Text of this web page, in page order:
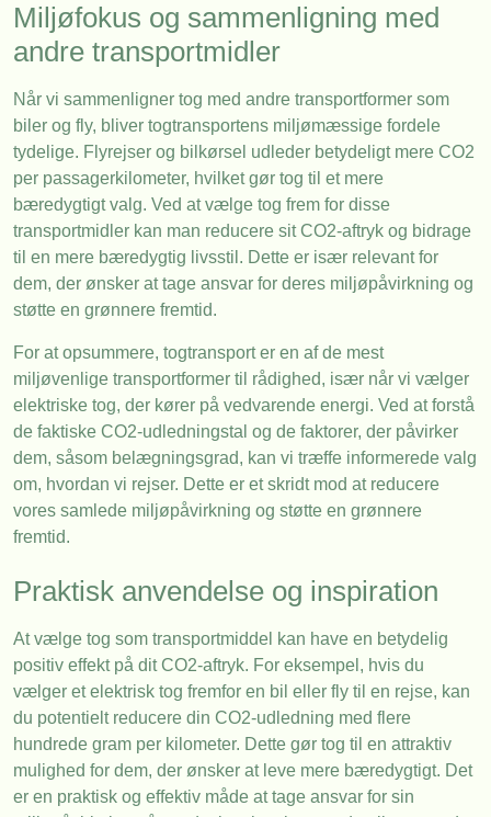
Miljøfokus og sammenligning med
andre transportmidler
Når vi sammenligner tog med andre transportformer som
biler og fly, bliver togtransportens miljømæssige fordele
tydelige. Flyrejser og bilkørsel udleder betydeligt mere CO2
per passagerkilometer, hvilket gør tog til et mere
bæredygtigt valg. Ved at vælge tog frem for disse
transportmidler kan man reducere sit CO2-aftryk og bidrage
til en mere bæredygtig livsstil. Dette er især relevant for
dem, der ønsker at tage ansvar for deres miljøpåvirkning og
støtte en grønnere fremtid.
For at opsummere, togtransport er en af de mest
miljøvenlige transportformer til rådighed, især når vi vælger
elektriske tog, der kører på vedvarende energi. Ved at forstå
de faktiske CO2-udledningstal og de faktorer, der påvirker
dem, såsom belægningsgrad, kan vi træffe informerede valg
om, hvordan vi rejser. Dette er et skridt mod at reducere
vores samlede miljøpåvirkning og støtte en grønnere
fremtid.
Praktisk anvendelse og inspiration
At vælge tog som transportmiddel kan have en betydelig
positiv effekt på dit CO2-aftryk. For eksempel, hvis du
vælger et elektrisk tog fremfor en bil eller fly til en rejse, kan
du potentielt reducere din CO2-udledning med flere
hundrede gram per kilometer. Dette gør tog til en attraktiv
mulighed for dem, der ønsker at leve mere bæredygtigt. Det
er en praktisk og effektiv måde at tage ansvar for sin